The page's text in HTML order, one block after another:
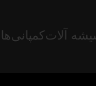
آلاتکمپانی‌ها